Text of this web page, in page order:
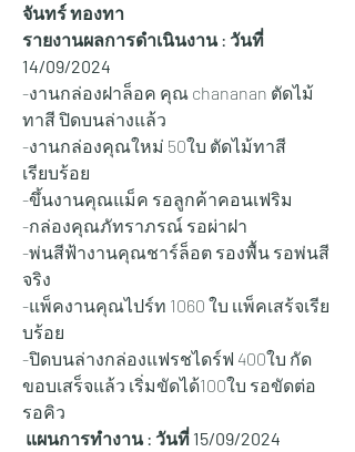
จันทร์ ทองทา
รายงานผลการดำเนินงาน : วันที่
14/09/2024
-งานกล่องฝาล็อค คุณ chananan ตัดไม้
ทาสี ปิดบนล่างแล้ว
-งานกล่องคุณใหม่ 50ใบ ตัดไม้ทาสี
เรียบร้อย
-ขึ้นงานคุณแม็ค รอลูกค้าคอนเฟริม
-กล่องคุณภัทราภรณ์ รอผ่าฝา
-พ่นสีฟ้างานคุณชาร์ล็อต รองพื้น รอพ่นสี
จริง
-แพ็คงานคุณไปร์ท 1060 ใบ เเพ็คเสร้จเรีย
บร้อย
-ปิดบนล่างกล่องแฟรชไดร์ฟ 400ใบ กัด
ขอบเสร็จแล้ว เริ่มขัดได้100ใบ รอขัดต่อ
รอคิว
แผนการทำงาน : วันที่ 15/09/2024